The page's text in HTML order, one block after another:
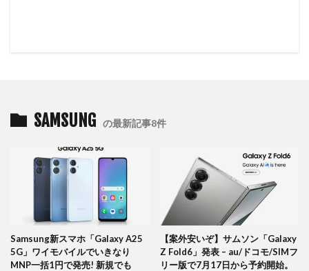
SAMSUNG の最新記事8件
Samsung新スマホ「Galaxy A25
5G」ワイモバイルでいきなり
MNP一括1円で発売! 新規でも
【案外安いぞ】サムソン「Galaxy
Z Fold6」発表 – au/ドコモ/SIMフ
リー版で7月17日から予約開始。